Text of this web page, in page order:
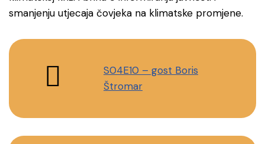
smanjenju utjecaja čovjeka na klimatske promjene.
S04E10 – gost Boris
Štromar